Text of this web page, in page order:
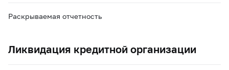
Раскрываемая отчетность
Ликвидация кредитной организации